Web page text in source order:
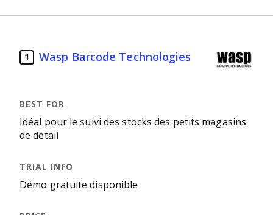
1 Wasp Barcode Technologies
Idéal pour le suivi des stocks des petits magasins
de détail
Démo gratuite disponible